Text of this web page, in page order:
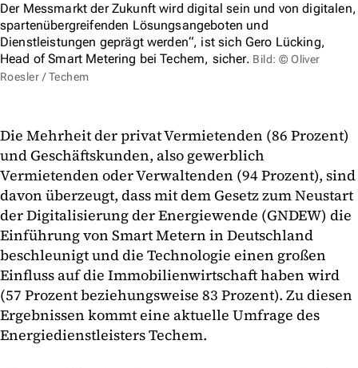
Der Messmarkt der Zukunft wird digital sein und von digitalen,
spartenübergreifenden Lösungsangeboten und
Dienstleistungen geprägt werden“, ist sich Gero Lücking,
Head of Smart Metering bei Techem, sicher. Bild: © Oliver
Roesler / Techem
Die Mehrheit der privat Vermietenden (86 Prozent)
und Geschäftskunden, also gewerblich
Vermietenden oder Verwaltenden (94 Prozent), sind
davon überzeugt, dass mit dem Gesetz zum Neustart
der Digitalisierung der Energiewende (GNDEW) die
Einführung von Smart Metern in Deutschland
beschleunigt und die Technologie einen großen
Einfluss auf die Immobilienwirtschaft haben wird
(57 Prozent beziehungsweise 83 Prozent). Zu diesen
Ergebnissen kommt eine aktuelle Umfrage des
Energiedienstleisters Techem.